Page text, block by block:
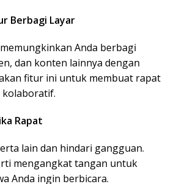
Berbagi Layar
Anda berbagi
dan konten lainnya dengan
fitur ini untuk membuat rapat
Rapat
lain dan hindari gangguan.
mengangkat tangan untuk
Anda ingin berbicara.